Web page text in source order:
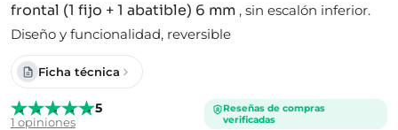
frontal (1 fijo + 1 abatible) 6 mm , sin escalón inferior.
Diseño y funcionalidad, reversible
Ficha técnica
5
1 opiniones
Reseñas de compras
verificadas